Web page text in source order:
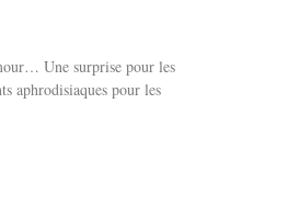
Une surprise pour les
aphrodisiaques pour les